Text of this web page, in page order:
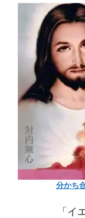
分かち
「イ